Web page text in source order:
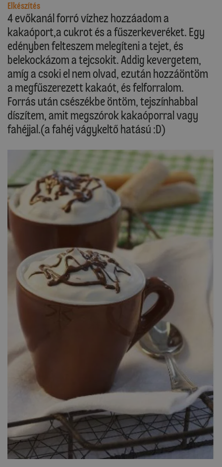
Elkészítés
4 evőkanál forró vízhez hozzáadom a
kakaóport,a cukrot és a fűszerkeveréket. Egy
edényben felteszem melegíteni a tejet, és
belekockázom a tejcsokit. Addig kevergetem,
amíg a csoki el nem olvad, ezután hozzáöntöm
a megfűszerezett kakaót, és felforralom.
Forrás után csészékbe öntöm, tejszínhabbal
díszítem, amit megszórok kakaóporral vagy
fahéjjal.(a fahéj vágykeltő hatású :D)